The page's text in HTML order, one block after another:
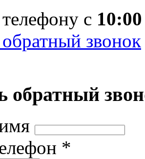
с 10:00
обратный звонок
обратный
*